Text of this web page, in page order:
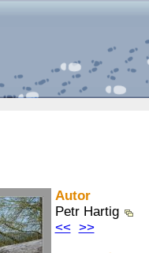
Autor
Petr Hartig
<< >>